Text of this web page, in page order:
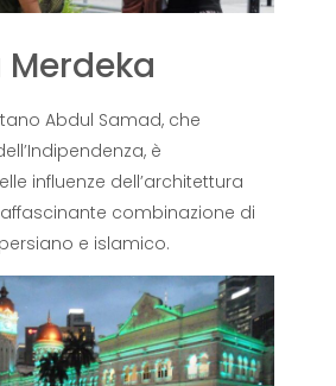
Merdeka
Abdul Samad, che
è
influenze dell’architettura
combinazione di
e islamico.